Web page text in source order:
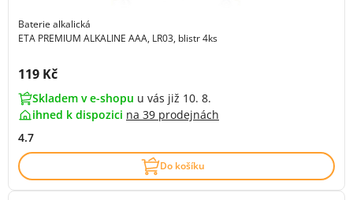
Baterie alkalická
ETA PREMIUM ALKALINE AAA, LR03, blistr 4ks
Cena s DPH:
119 Kč
Skladem v e-shopu u vás již 10. 8.
ihned k dispozici na 39 prodejnách
4.7
Do košíku